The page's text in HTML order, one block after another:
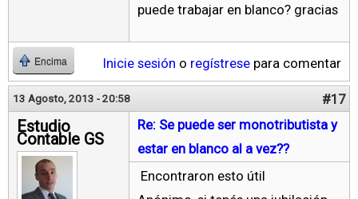
puede trabajar en blanco? gracias
Encima Inicie sesión o regístrese para comentar
13 Agosto, 2013 - 20:58 #17
Estudio
Contable GS
Re: Se puede ser monotributista y
estar en blanco al a vez??
Encontraron esto útil